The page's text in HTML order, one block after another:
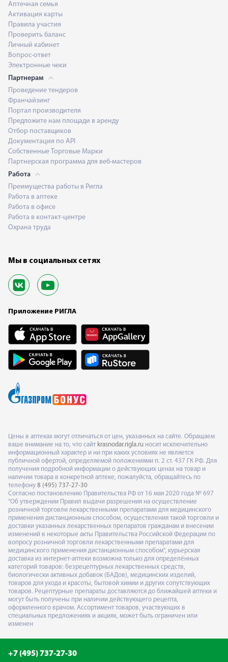
Аптечная семья
Активация карты
Правила участия
Проверить баланс
Личный кабинет
Вопрос-ответ
Электронные чеки
Партнерам
Проведение тендеров
Франчайзинг
Портал производителя
Предложите нам площади в аренду
Отбор поставщиков
Документация по API
Собственные Торговые Марки
Партнерская программа для веб-мастеров
Работа
Преимущества работы в Ригла
Работа в аптеке
Работа в офисе
Работа в контакт-центре
Охрана труда
Мы в социальных сетях
Приложение РИГЛА
Цены в аптеках могут отличаться от цен, указанных на сайте. Обращаем
ваше внимание на то, что сайт krasnodar.rigla.ru носит исключительно
информационный характер и ни при каких условиях не является
публичной офертой, определяемой положениями п. 2 ст. 437 ГК РФ. Для
получения подробной информации о действующих ценах на товар и
наличии товара в конкретной аптеке, пожалуйста, обращайтесь по
телефону 8 (495) 737-27-30
Согласно постановлению Правительства РФ от 16 мая 2020 года № 697
"Об утверждении Правил выдачи разрешения на осуществление
розничной торговли лекарственными препаратами для медицинского
применения дистанционным способом, осуществления такой торговли и
доставки указанных лекарственных препаратов гражданам и внесении
изменений в некоторые акты Правительства Российской Федерации по
вопросу розничной торговли лекарственными препаратами для
медицинского применения дистанционным способом", курьерская
доставка из интернет-аптеки возможна только для определённых
категорий товаров: безрецептурных лекарственных средств,
биологически активных добавок (БАДов), медицинских изделий,
товаров для ухода и красоты, бытовой химии и других сопутствующих
товаров. Рецептурные препараты доставляются до ближайшей аптеки и
могут быть получены при наличии действующего рецепта,
оформленного врачом. Ассортимент товаров, участвующих в
специальных предложениях и акциях, может быть ограничен или
изменен
+7 (495) 737-27-30